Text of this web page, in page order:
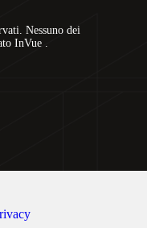
Nessuno dei
InVue .